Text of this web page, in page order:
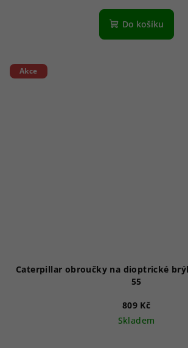
Do košíku
Akce
Caterpillar obroučky na dioptrické
55
809 Kč
Skladem